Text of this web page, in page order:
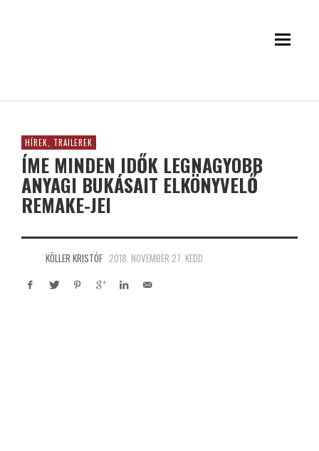
HÍREK, TRAILEREK
ÍME MINDEN IDŐK LEGNAGYOBB
ANYAGI BUKÁSAIT ELKÖNYVELŐ
REMAKE-JEI
KÖLLER KRISTÓF 2018. NOVEMBER 27. KEDD